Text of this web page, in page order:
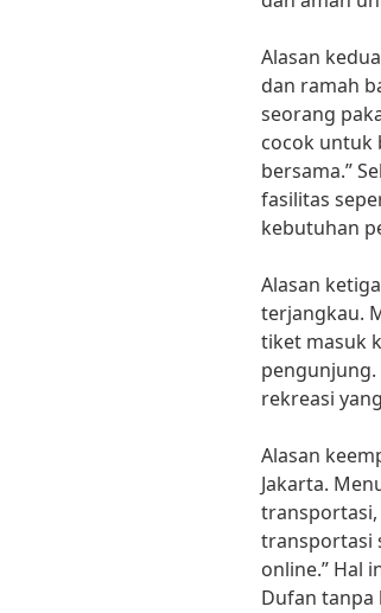
Alasan
dan ramah
seorang
cocok untuk
bersama.”
fasilitas
kebutuhan
Alasan
terjangkau.
tiket masuk
rekreasi
Alasan
Jakarta.
transportasi,
transportasi
online.” Hal
Dufan tanpa